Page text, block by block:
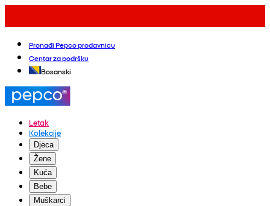
Pronađi Pepco prodavnicu
Centar za podršku
Bosanski
Letak
Kolekcije
Djeca
Žene
Kuća
Bebe
Muškarci